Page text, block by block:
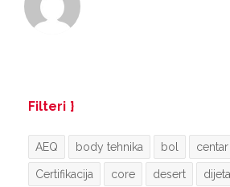
Filteri
AEQ body tehnika bol
Certifikacija core desert dijeta